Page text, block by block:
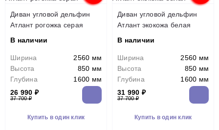
Диван угловой дельфин
Атлант рогожка серая
В наличии
Ширина
2560 мм
Высота
850 мм
Глубина
1600 мм
26 990 ₽
37 700 ₽
Купить в один клик
Диван угловой дельфин
Атлант экокожа белая
В наличии
Ширина
2560 мм
Высота
850 мм
Глубина
1600 мм
31 990 ₽
37 700 ₽
Купить в один клик